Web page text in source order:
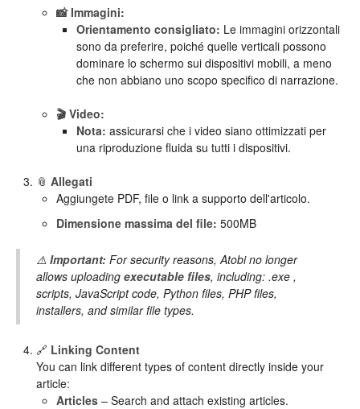
📸 Immagini:
Orientamento consigliato: Le immagini orizzontali
sono da preferire, poiché quelle verticali possono
dominare lo schermo sui dispositivi mobili, a meno
che non abbiano uno scopo specifico di narrazione.
🎬 Video:
Nota: assicurarsi che i video siano ottimizzati per
una riproduzione fluida su tutti i dispositivi.
📎 Allegati
Aggiungete PDF, file o link a supporto dell'articolo.
Dimensione massima del file: 500MB
⚠️ Important: For security reasons, Atobi no longer
allows uploading executable files, including: .exe ,
scripts, JavaScript code, Python files, PHP files,
installers, and similar file types.
🔗 Linking Content
You can link different types of content directly inside your
article:
Articles – Search and attach existing articles.